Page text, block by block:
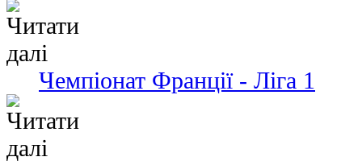
Чемпіонат Франції - Ліга 1